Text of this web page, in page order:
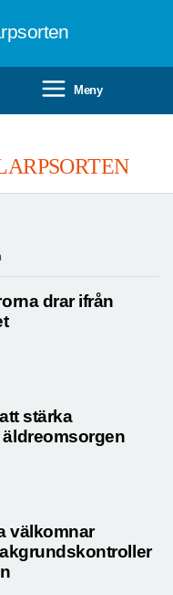
Meny
drar ifrån
stärka
välkomnar